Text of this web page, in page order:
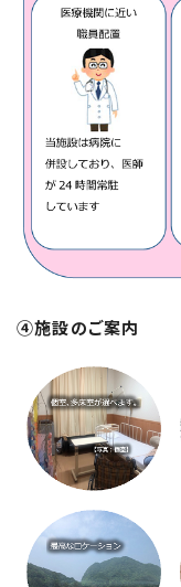
④施設のご案内